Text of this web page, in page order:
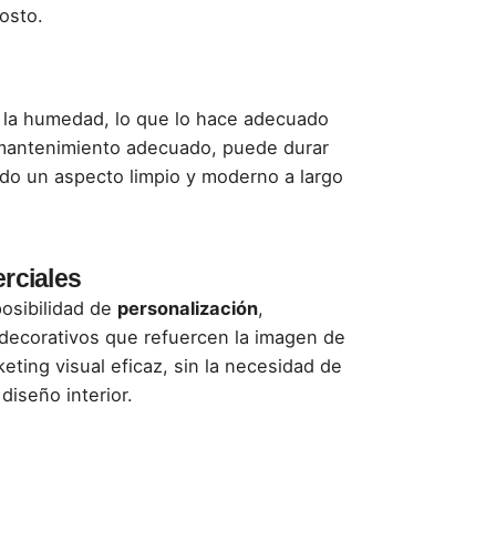
humedad, lo que lo hace adecuado
adecuado, puede durar
un aspecto limpio y moderno a largo
de personalización,
que refuercen la imagen de
visual eficaz, sin la necesidad de
interior.